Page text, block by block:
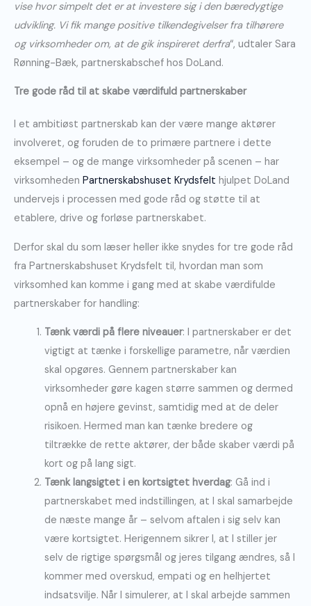
vise hvor simpelt det er at investere sig i den bæredygtige
udvikling. Vi fik mange positive tilkendegivelser fra tilhørere
og virksomheder om, at de gik inspireret derfra“, udtaler Sara
Rønning-Bæk, partnerskabschef hos DoLand.
Tre gode råd til at skabe værdifuld partnerskaber
I et ambitiøst partnerskab kan der være mange aktører
involveret, og foruden de to primære partnere i dette
eksempel – og de mange virksomheder på scenen – har
virksomheden Partnerskabshuset Krydsfelt hjulpet DoLand
undervejs i processen med gode råd og støtte til at
etablere, drive og forløse partnerskabet.
Derfor skal du som læser heller ikke snydes for tre gode råd
fra Partnerskabshuset Krydsfelt til, hvordan man som
virksomhed kan komme i gang med at skabe værdifulde
partnerskaber for handling:
Tænk værdi på flere niveauer: I partnerskaber er det
vigtigt at tænke i forskellige parametre, når værdien
skal opgøres. Gennem partnerskaber kan
virksomheder gøre kagen større sammen og dermed
opnå en højere gevinst, samtidig med at de deler
risikoen. Hermed man kan tænke bredere og
tiltrække de rette aktører, der både skaber værdi på
kort og på lang sigt.
Tænk langsigtet i en kortsigtet hverdag: Gå ind i
partnerskabet med indstillingen, at I skal samarbejde
de næste mange år – selvom aftalen i sig selv kan
være kortsigtet. Herigennem sikrer I, at I stiller jer
selv de rigtige spørgsmål og jeres tilgang ændres, så I
kommer med overskud, empati og en helhjertet
indsatsvilje. Når I simulerer, at I skal arbejde sammen